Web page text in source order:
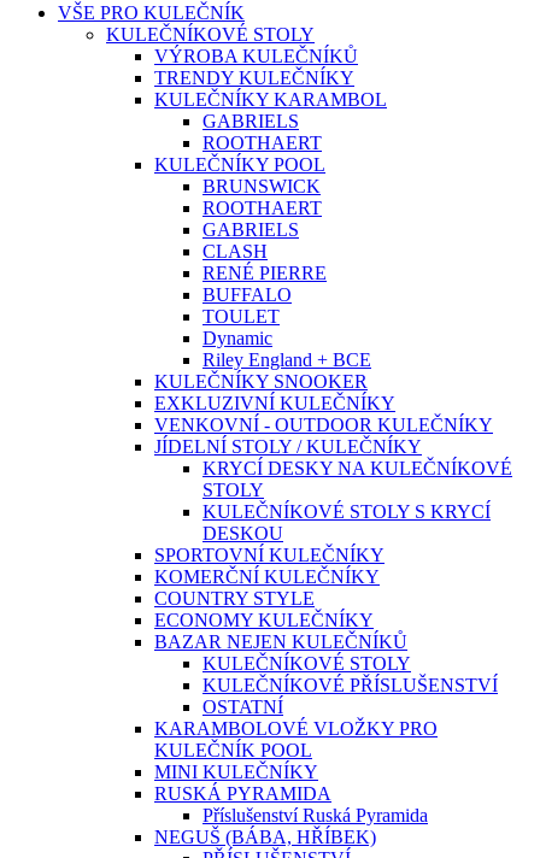
VŠE PRO KULEČNÍK
KULEČNÍKOVÉ STOLY
VÝROBA KULEČNÍKŮ
TRENDY KULEČNÍKY
KULEČNÍKY KARAMBOL
GABRIELS
ROOTHAERT
KULEČNÍKY POOL
BRUNSWICK
ROOTHAERT
GABRIELS
CLASH
RENÉ PIERRE
BUFFALO
TOULET
Dynamic
Riley England + BCE
KULEČNÍKY SNOOKER
EXKLUZIVNÍ KULEČNÍKY
VENKOVNÍ - OUTDOOR KULEČNÍKY
JÍDELNÍ STOLY / KULEČNÍKY
KRYCÍ DESKY NA KULEČNÍKOVÉ
STOLY
KULEČNÍKOVÉ STOLY S KRYCÍ
DESKOU
SPORTOVNÍ KULEČNÍKY
KOMERČNÍ KULEČNÍKY
COUNTRY STYLE
ECONOMY KULEČNÍKY
BAZAR NEJEN KULEČNÍKŮ
KULEČNÍKOVÉ STOLY
KULEČNÍKOVÉ PŘÍSLUŠENSTVÍ
OSTATNÍ
KARAMBOLOVÉ VLOŽKY PRO
KULEČNÍK POOL
MINI KULEČNÍKY
RUSKÁ PYRAMIDA
Příslušenství Ruská Pyramida
NEGUŠ (BÁBA, HŘÍBEK)